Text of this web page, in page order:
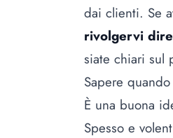
dai clienti. Se
rivolgervi
siate chiari sul
Sapere
È una buona
Spesso e